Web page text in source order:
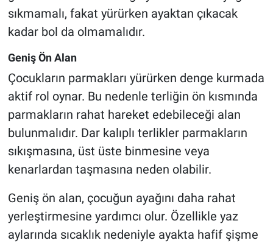
sıkmamalı, fakat yürürken ayaktan çıkacak
kadar bol da olmamalıdır.
Geniş Ön Alan
Çocukların parmakları yürürken denge kurmada
aktif rol oynar. Bu nedenle terliğin ön kısmında
parmakların rahat hareket edebileceği alan
bulunmalıdır. Dar kalıplı terlikler parmakların
sıkışmasına, üst üste binmesine veya
kenarlardan taşmasına neden olabilir.
Geniş ön alan, çocuğun ayağını daha rahat
yerleştirmesine yardımcı olur. Özellikle yaz
aylarında sıcaklık nedeniyle ayakta hafif şişme